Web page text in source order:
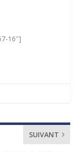
16″]
SUIVANT